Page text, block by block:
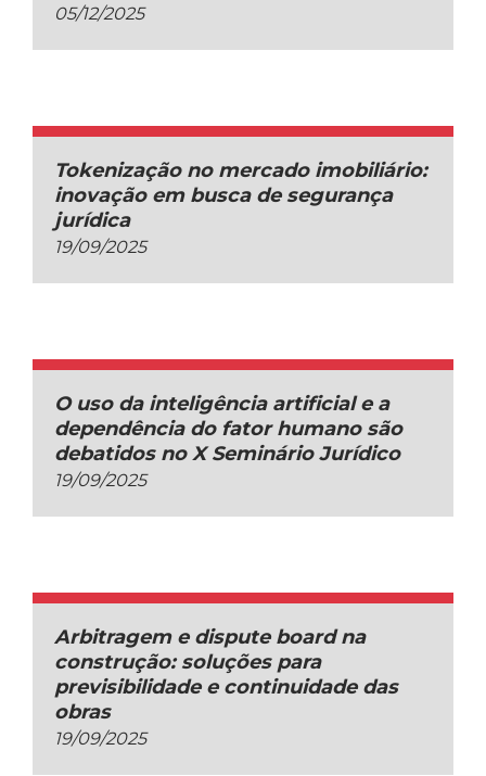
05/12/2025
Tokenização no mercado imobiliário:
inovação em busca de segurança
jurídica
19/09/2025
O uso da inteligência artificial e a
dependência do fator humano são
debatidos no X Seminário Jurídico
19/09/2025
Arbitragem e dispute board na
construção: soluções para
previsibilidade e continuidade das
obras
19/09/2025